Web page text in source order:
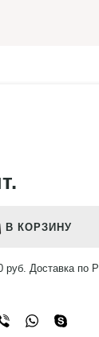
В КОРЗИНУ
руб. Доставка по